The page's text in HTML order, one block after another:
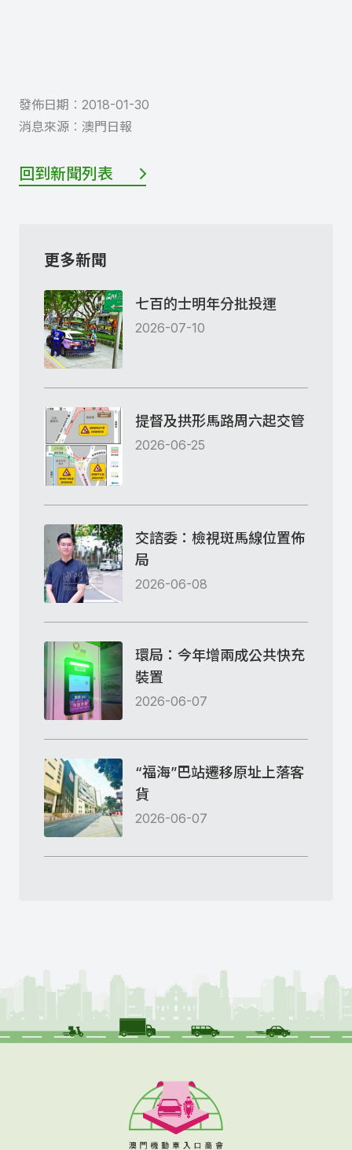
發佈日期︰ 2018-01-30
消息來源︰ 澳門日報
回到新聞列表
更多新聞
七百的士明年分批投運
2026-07-10
提督及拱形馬路周六起交管
2026-06-25
交諮委：檢視斑馬線位置佈
局
2026-06-08
環局：今年增兩成公共快充
裝置
2026-06-07
“福海”巴站遷移原址上落客
貨
2026-06-07